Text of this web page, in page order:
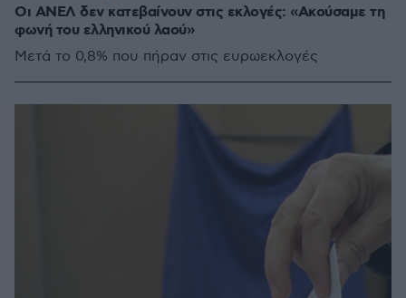
Οι ΑΝΕΛ δεν κατεβαίνουν στις εκλογές: «Ακούσαμε τη
φωνή του ελληνικού λαού»
Μετά το 0,8% που πήραν στις ευρωεκλογές